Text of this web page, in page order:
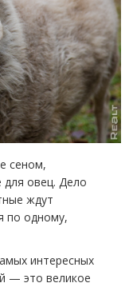
сеном,
для овец. Дело
ждут
по одному,
интересных
— это великое